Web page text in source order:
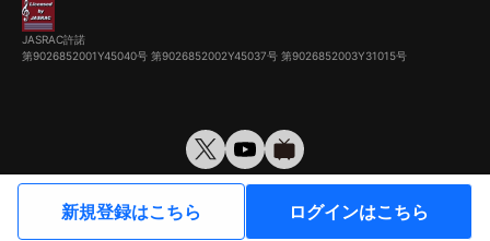
新規登録はこちら ログインはこちら
JASRAC許諾
第9026852001Y45040号 第9026852002Y45037号 第9026852003Y31015号
© VirtualCast, Inc. All rights reserved.